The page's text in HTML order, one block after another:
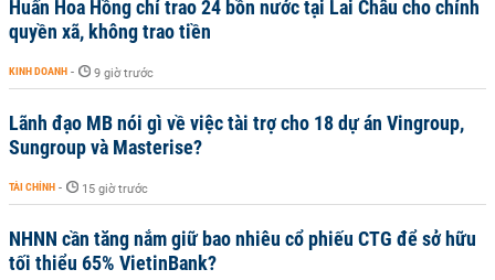
Huấn Hoa Hồng chỉ trao 24 bồn nước tại Lai Châu cho chính
quyền xã, không trao tiền
KINH DOANH - 9 giờ trước
Lãnh đạo MB nói gì về việc tài trợ cho 18 dự án Vingroup,
Sungroup và Masterise?
TÀI CHÍNH - 15 giờ trước
NHNN cần tăng nắm giữ bao nhiêu cổ phiếu CTG để sở hữu
tối thiểu 65% VietinBank?